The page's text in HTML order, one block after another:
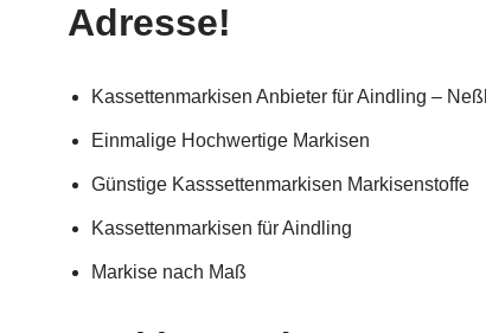
Adresse!
Kassettenmarkisen Anbieter für Aindling –
Einmalige Hochwertige Markisen
Günstige Kasssettenmarkisen Markisenstoffe
Kassettenmarkisen für Aindling
Markise nach Maß